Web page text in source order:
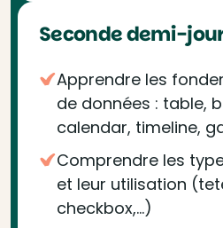
Seconde demi-
Apprendre les
de données : table,
calendar, timeline,
Comprendre les
et leur utilisation
checkbox,...)